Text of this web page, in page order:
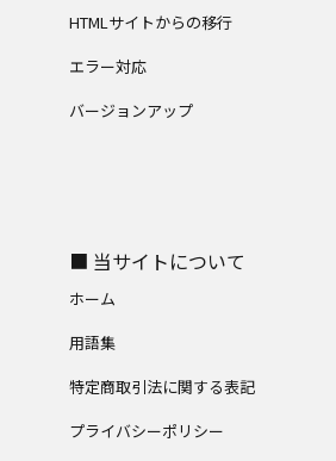
HTMLサイトからの移行
エラー対応
バージョンアップ
■ 当サイトについて
ホーム
用語集
特定商取引法に関する表記
プライバシーポリシー